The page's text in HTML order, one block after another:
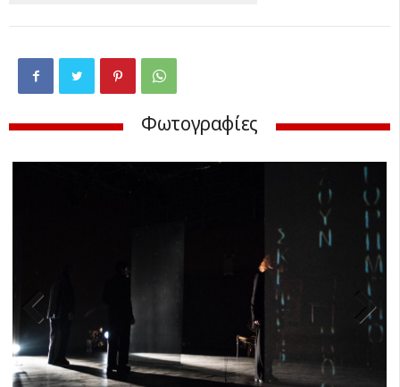
Φωτογραφίες
Previ
ous
Next